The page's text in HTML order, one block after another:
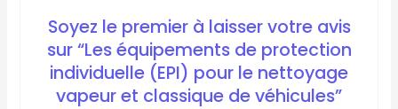
Soyez le premier à laisser votre avis
sur “Les équipements de protection
individuelle (EPI) pour le nettoyage
vapeur et classique de véhicules”